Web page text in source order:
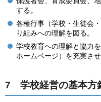
する。
各種行事（学校・生徒会
り組みへの理解を図る。
学校教育への理解と協力
ホームページ）を充実させ
7 学校経営の基本方